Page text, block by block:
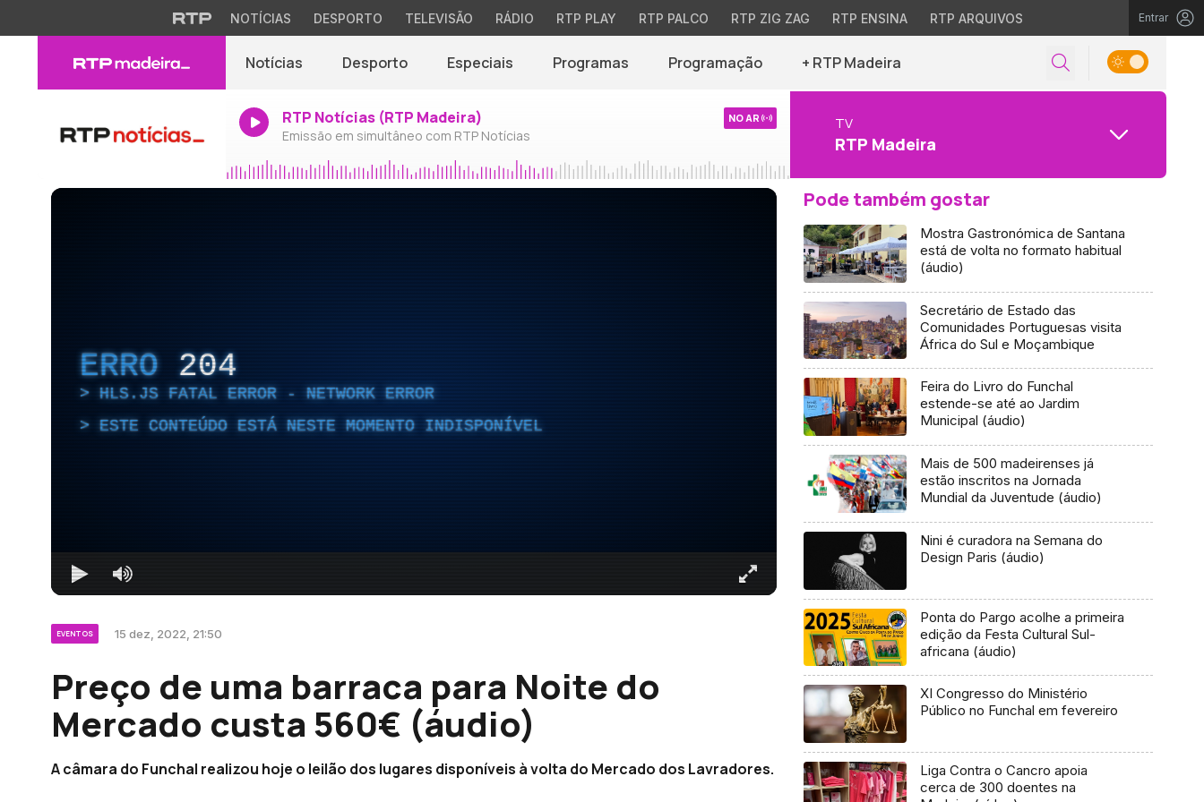
NOTÍCIAS DESPORTO TELEVISÃO RÁDIO RTP PLAY RTP PALCO RTP ZIG ZAG RTP ENSINA RTP ARQUIVOS Entrar
Notícias Desporto Especiais Programas Programação + RTP Madeira
RTP Notícias (RTP Madeira)
Emissão em simultâneo com RTP Notícias
NO AR TV
RTP Madeira
ERRO 204
HLS.JS FATAL ERROR - NETWORK ERROR
ESTE CONTEÚDO ESTÁ NESTE MOMENTO INDISPONÍVEL
EVENTOS 15 dez, 2022, 21:50
Preço de uma barraca para Noite do
Mercado custa 560€ (áudio)
A câmara do Funchal realizou hoje o leilão dos lugares disponíveis à volta do Mercado dos Lavradores.
Pode também gostar
Mostra Gastronómica de Santana
está de volta no formato habitual
(áudio)
Secretário de Estado das
Comunidades Portuguesas visita
África do Sul e Moçambique
Feira do Livro do Funchal
estende-se até ao Jardim
Municipal (áudio)
Mais de 500 madeirenses já
estão inscritos na Jornada
Mundial da Juventude (áudio)
Nini é curadora na Semana do
Design Paris (áudio)
Ponta do Pargo acolhe a primeira
edição da Festa Cultural Sul-
africana (áudio)
XI Congresso do Ministério
Público no Funchal em fevereiro
Liga Contra o Cancro apoia
cerca de 300 doentes na